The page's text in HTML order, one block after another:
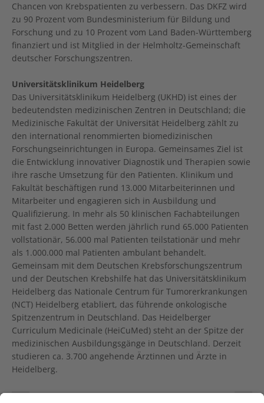
Chancen von Krebspatienten zu verbessern. Das DKFZ wird
zu 90 Prozent vom Bundesministerium für Bildung und
Forschung und zu 10 Prozent vom Land Baden-Württemberg
finanziert und ist Mitglied in der Helmholtz-Gemeinschaft
deutscher Forschungszentren.
Universitätsklinikum Heidelberg
Das Universitätsklinikum Heidelberg (UKHD) ist eines der
bedeutendsten medizinischen Zentren in Deutschland; die
Medizinische Fakultät der Universität Heidelberg zählt zu
den international renommierten biomedizinischen
Forschungseinrichtungen in Europa. Gemeinsames Ziel ist
die Entwicklung innovativer Diagnostik und Therapien sowie
ihre rasche Umsetzung für den Patienten. Klinikum und
Fakultät beschäftigen rund 13.000 Mitarbeiterinnen und
Mitarbeiter und engagieren sich in Ausbildung und
Qualifizierung. In mehr als 50 klinischen Fachabteilungen
mit fast 2.000 Betten werden jährlich rund 65.000 Patienten
vollstationär, 56.000 mal Patienten teilstationär und mehr
als 1.000.000 mal Patienten ambulant behandelt.
Gemeinsam mit dem Deutschen Krebsforschungszentrum
und der Deutschen Krebshilfe hat das Universitätsklinikum
Heidelberg das Nationale Centrum für Tumorerkrankungen
(NCT) Heidelberg etabliert, das führende onkologische
Spitzenzentrum in Deutschland. Das Heidelberger
Curriculum Medicinale (HeiCuMed) steht an der Spitze der
medizinischen Ausbildungsgänge in Deutschland. Derzeit
studieren ca. 3.700 angehende Ärztinnen und Ärzte in
Heidelberg.